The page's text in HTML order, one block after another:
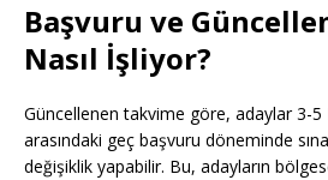
Başvuru ve
Nasıl İşliyor?
Güncellenen takvime göre, adaylar 3-
arasındaki geç başvuru döneminde
değişiklik yapabilir. Bu, adayların